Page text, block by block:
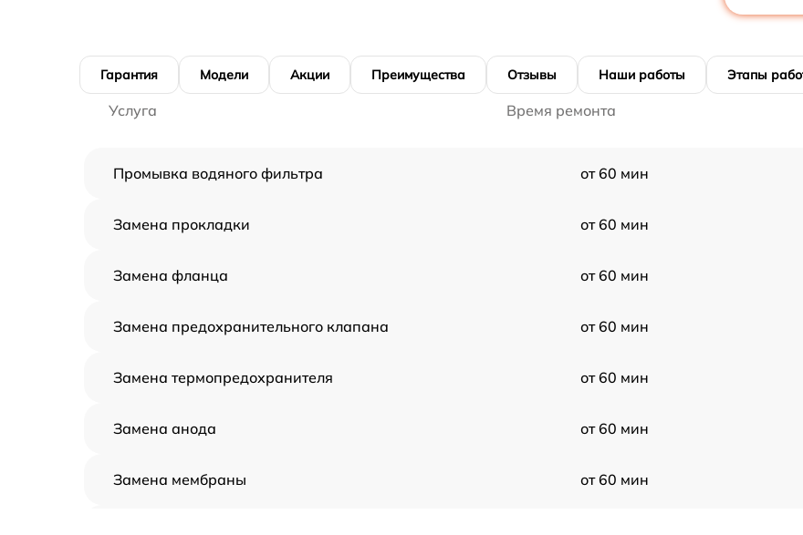
Гарантия Модели Акции Преимущества Отзывы Наши работы Этапы
Услуга Время ремонта
Промывка водяного фильтра от 60 мин
Замена прокладки от 60 мин
Замена фланца от 60 мин
Замена предохранительного клапана от 60 мин
Замена термопредохранителя от 60 мин
Замена анода от 60 мин
Замена мембраны от 60 мин